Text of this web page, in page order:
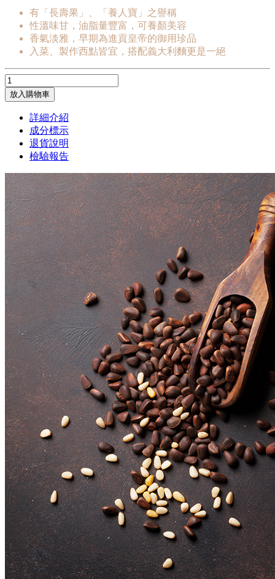
有「長壽果」、「養人寶」之譽稱
性溫味甘，油脂量豐富，可養顏美容
香氣淡雅，早期為進貢皇帝的御用珍品
入菜、製作西點皆宜，搭配義大利麵更是一絕
放入購物車
詳細介紹
成分標示
退貨說明
檢驗報告